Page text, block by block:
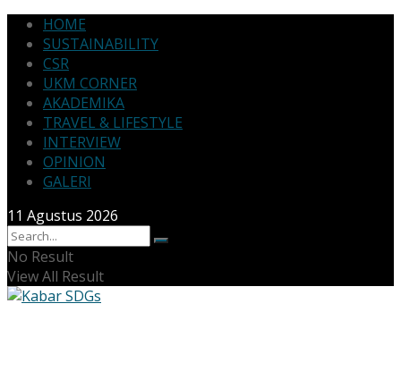
HOME
SUSTAINABILITY
CSR
UKM CORNER
AKADEMIKA
TRAVEL & LIFESTYLE
INTERVIEW
OPINION
GALERI
11 Agustus 2026
No Result
View All Result